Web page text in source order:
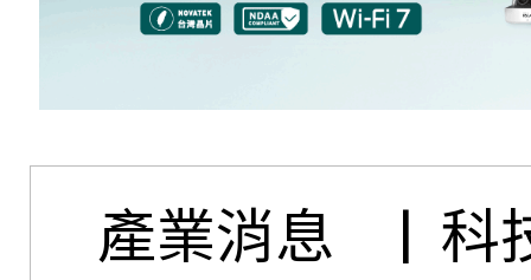
產業消息 | 科